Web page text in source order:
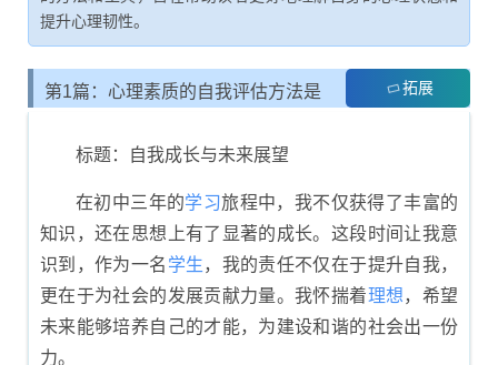
提升心理韧性。
第1篇：心理素质的自我评估方法是 拓展
标题：自我成长与未来展望
在初中三年的学习旅程中，我不仅获得了丰富的
知识，还在思想上有了显著的成长。这段时间让我意
识到，作为一名 学生，我的责任不仅在于提升自我，
更在于为社会的发展贡献力量。我怀揣着理想，希望
未来能够培养自己的才能，为建设和谐的社会出一份
力。